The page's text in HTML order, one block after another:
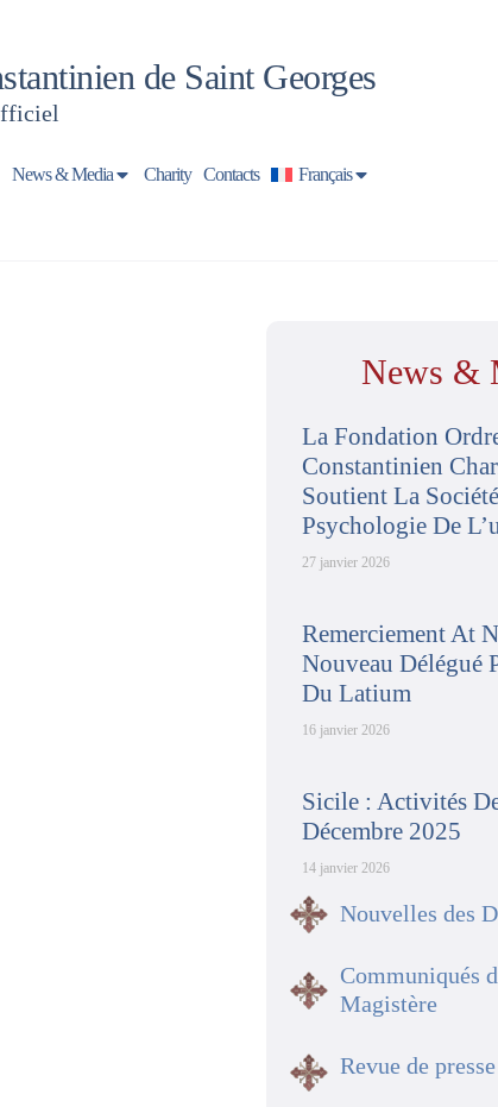
de Saint Georges
News & Media Charity Contacts Français
News &
La Fondation
Constantinien
Soutient La
Psychologie De
27 janvier 2026
Remerciement At
Nouveau Délégué
Du Latium
16 janvier 2026
Sicile : Activités
Décembre 2025
14 janvier 2026
Nouvelles des
Communiqués
Magistère
Revue de presse